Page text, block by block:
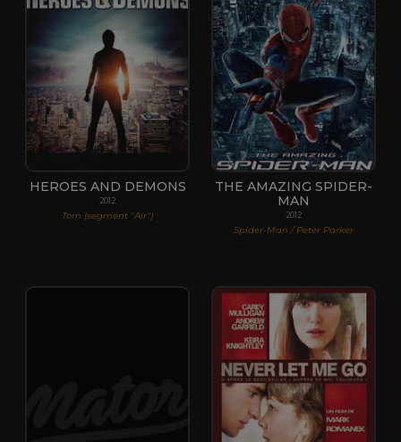
HEROES AND DEMONS
2012
Tom (segment "Air")
THE AMAZING SPIDER-
MAN
2012
Spider-Man / Peter Parker